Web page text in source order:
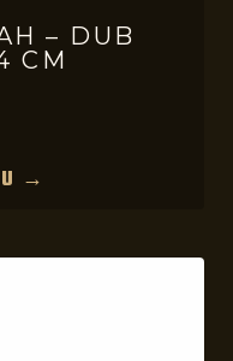
– DUB
CM
→